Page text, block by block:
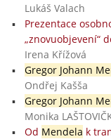
Lukáš Valach
Prezentace
„znovuobjevení“
Irena Křížová
Gregor Johann
Ondřej Kašša
Gregor Johann
Monika
Od Mendela k